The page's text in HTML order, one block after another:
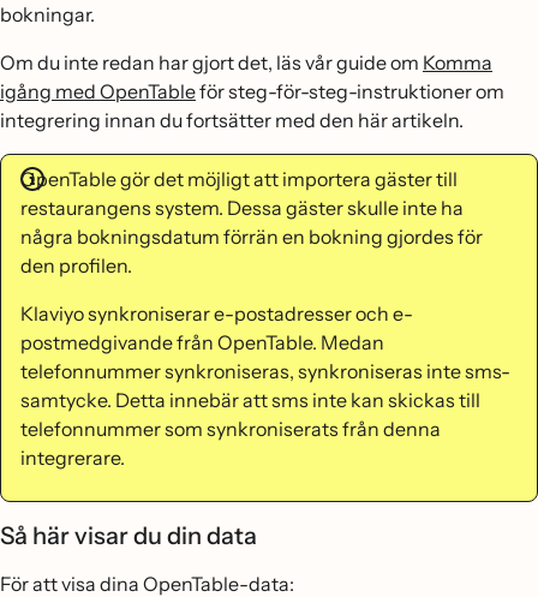
bokningar.
Om du inte redan har gjort det, läs vår guide om Komma
igång med OpenTableför steg-för-steg-instruktioner om
integrering innan du fortsätter med den här artikeln.
OpenTable gör det möjligt att importera gäster till
restaurangens system. Dessa gäster skulle inte ha
några bokningsdatum förrän en bokning gjordes för
den profilen.
Klaviyo synkroniserar e-postadresser och e-
postmedgivande från OpenTable. Medan
telefonnummer synkroniseras, synkroniseras inte sms-
samtycke. Detta innebär att sms inte kan skickas till
telefonnummer som synkroniserats från denna
integrerare.
Så här visar du din data
För att visa dina OpenTable-data: